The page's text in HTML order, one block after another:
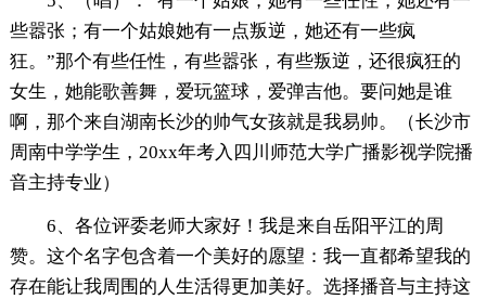
些嚣张；有一个姑娘她有一点叛逆，她还有一些疯
狂。”那个有些任性，有些嚣张，有些叛逆，还很疯狂的
女生，她能歌善舞，爱玩篮球，爱弹吉他。要问她是谁
啊，那个来自湖南长沙的帅气女孩就是我易帅。（长沙市
周南中学学生，20xx年考入四川师范大学广播影视学院播
音主持专业）
6、各位评委老师大家好！我是来自岳阳平江的周
赞。这个名字包含着一个美好的愿望：我一直都希望我的
存在能让我周围的人生活得更加美好。选择播音与主持这